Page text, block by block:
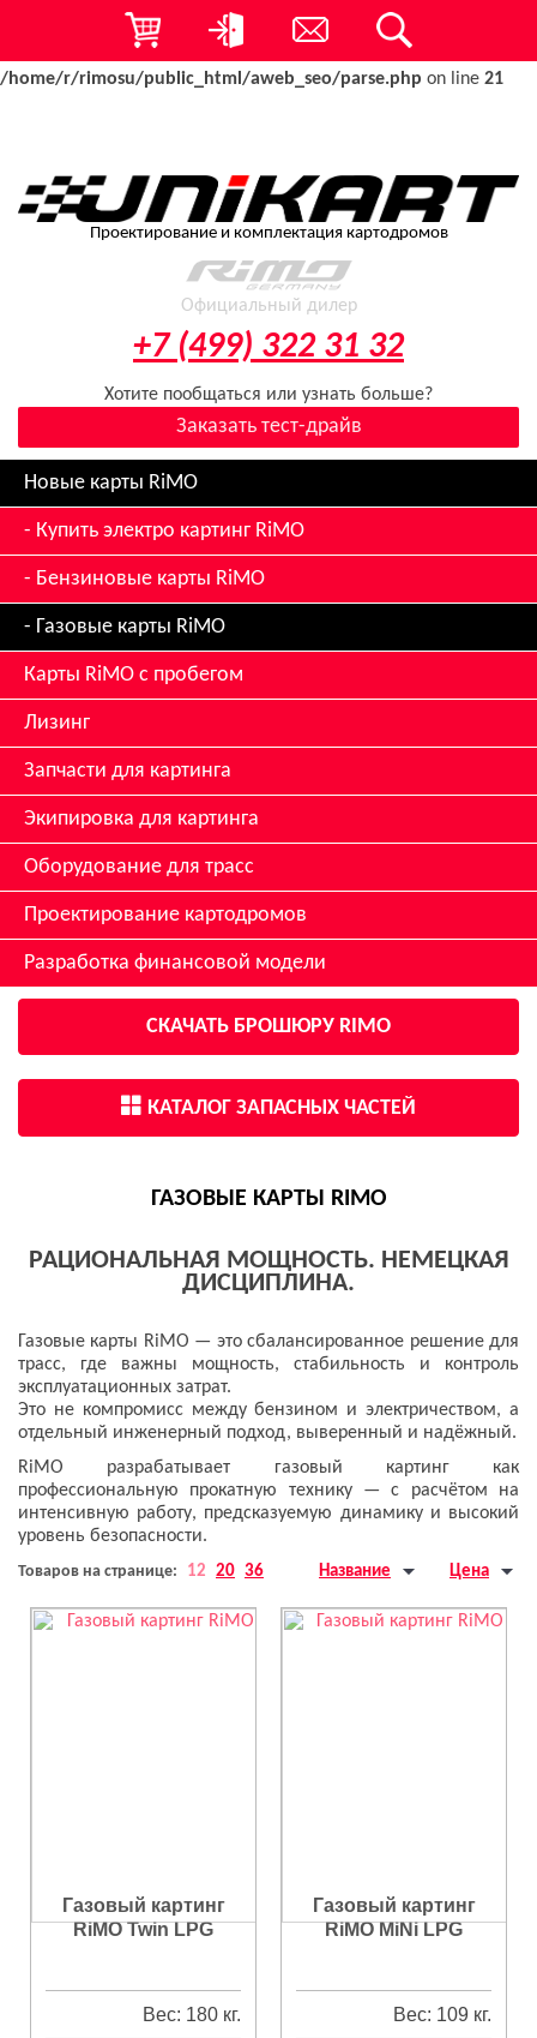
: array_combine(): Both parameters should have an equal
/home/r/rimosu/public_html/aweb_seo/parse.php on line 21
Проектирование и комплектация картодромов
Официальный дилер
+7 (499) 322 31 32
Хотите пообщаться или узнать больше?
Заказать тест-драйв
Новые карты RiMO
Купить электро картинг RiMO
Бензиновые карты RiMO
Газовые карты RiMO
Карты RiMO с пробегом
Лизинг
Запчасти для картинга
Экипировка для картинга
Оборудование для трасс
Проектирование картодромов
Разработка финансовой модели
СКАЧАТЬ БРОШЮРУ RIMO
КАТАЛОГ ЗАПАСНЫХ ЧАСТЕЙ
ГАЗОВЫЕ КАРТЫ RIMO
РАЦИОНАЛЬНАЯ МОЩНОСТЬ. НЕМЕЦКАЯ
ДИСЦИПЛИНА.
Газовые карты RiMO — это сбалансированное решение для
трасс, где важны мощность, стабильность и контроль
эксплуатационных затрат.
Это не компромисс между бензином и электричеством, а
отдельный инженерный подход, выверенный и надёжный.
RiMO разрабатывает газовый картинг как
профессиональную прокатную технику — с расчётом на
интенсивную работу, предсказуемую динамику и высокий
уровень безопасности.
Товаров на странице: 12 20 36 Цена
Название
Газовый картинг
RiMO Twin LPG
Вес: 180 кг.
Газовый картинг
RiMO MiNi LPG
Вес: 109 кг.